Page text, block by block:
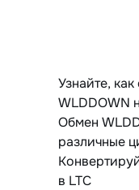
Узнайте,
WLDDOWN
Обмен
различные
в LTC